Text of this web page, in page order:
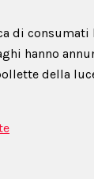
di
hanno
della